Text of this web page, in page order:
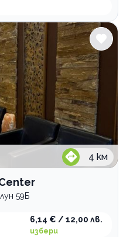
4 км
59Б
6,14 € / 12,00 лв.
избери